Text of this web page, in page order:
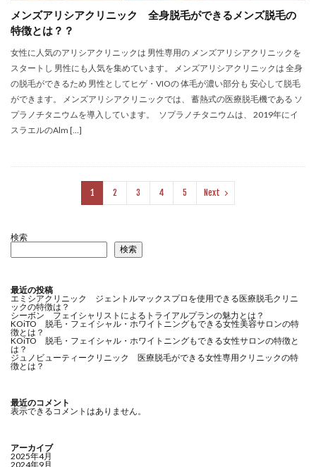
メンズアリシアクリニック 全身脱毛ができるメンズ脱毛の
特徴とは？？
女性に人気のアリシアクリニックは 男性専用の メンズアリシアクリニックを
スタートし 男性にも人気を集めています。 メンズアリシアクリニックは 全身
の脱毛ができるため 男性としてヒゲ・VIOの 体毛が濃い部分も 安心して脱毛
ができます。 メンズアリシアクリニックでは、 蓄熱式の医療脱毛機である ソ
プラノチタニウムを導入しています。 ソプラノチタニウムは、 2019年にイ
スラエルのAlm […]
1 2 3 4 5 Next
検索
検索
最近の投稿
エミシアクリニック ジェントルマックスプロを使用できる医療脱毛クリニ
ックの特徴は？
シーボン フェイシャリストによるトライアルプランの魅力とは？
KOiTO 脱毛・フェイシャル・ホワイトニングもできる女性美容サロンの特
徴とは？
KOiTO 脱毛・フェイシャル・ホワイトニングもできる女性サロンの特徴と
は？
ジュノビューティークリニック 医療脱毛ができる女性専用クリニックの特
徴とは？
最近のコメント
表示できるコメントはありません。
アーカイブ
2025年4月
2024年9月